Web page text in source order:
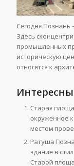
Сегодня
Здесь
промышленных
историческую
относятся к
Старая
окруженное
местом
Ратуша
здание в
Старой